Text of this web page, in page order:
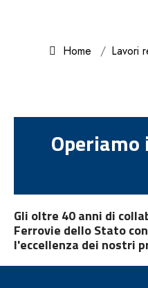
Home Lavori
Gli oltre 40 anni di
Ferrovie dello Stato
l'eccellenza dei nostri